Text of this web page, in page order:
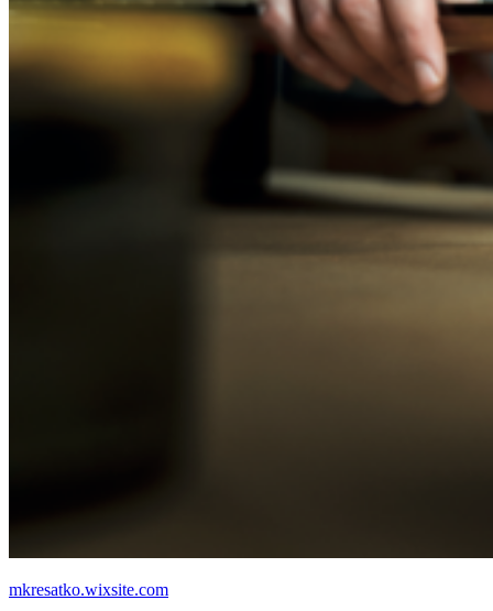
mkresatko.wixsite.com